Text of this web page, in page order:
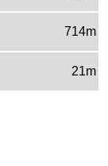
714m
21m